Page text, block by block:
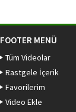
FOOTER MENÜ
Tüm Videolar
Rastgele İçerik
Favorilerim
Video Ekle